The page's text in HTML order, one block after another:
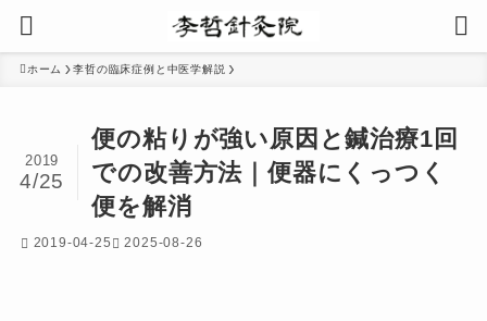
ホーム 李哲の臨床症例と中医学解説
便の粘りが強い原因と鍼治療1回
での改善方法｜便器にくっつく
便を解消
2019
4/25
2019-04-25 2025-08-26